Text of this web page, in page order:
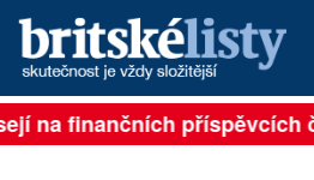
PŘIHLÁSIT
finančních příspěvcích